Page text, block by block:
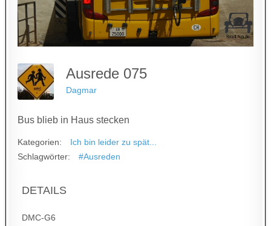
Ausrede 075
Dagmar
Bus blieb in Haus stecken
Kategorien:
Ich bin leider zu spät...
Schlagwörter:
#Ausreden
DETAILS
DMC-G6